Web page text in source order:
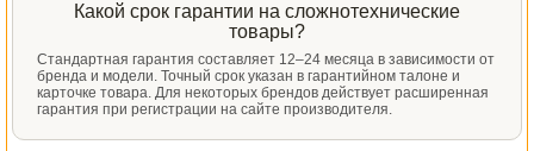
Какой срок гарантии на сложнотехнические
товары?
Стандартная гарантия составляет 12–24 месяца в зависимости от
бренда и модели. Точный срок указан в гарантийном талоне и
карточке товара. Для некоторых брендов действует расширенная
гарантия при регистрации на сайте производителя.